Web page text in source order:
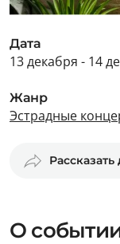
Дата
13 декабря - 14
Жанр
Эстрадные
О